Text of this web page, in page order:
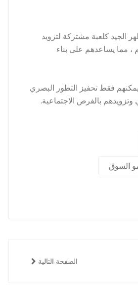
الجيد كلعبة مشتركة لتزويد
، مما يساعدهم على بناء
فقط تحفيز التطور البصري
وتزويدهم بالفرص الاجتماعية.
السوق
الصفحة التالية